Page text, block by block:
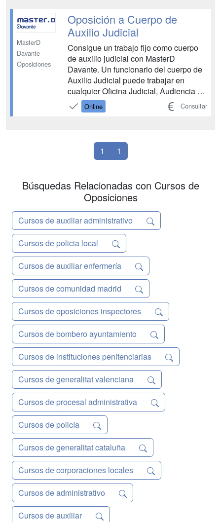
procedimientos, documentar embargos
y lanzamientos, realizar tarea...
MasterD
Davante
Oposiciones
Oposición a Cuerpo de
Auxilio Judicial
Consigue un trabajo fijo como cuerpo
de auxilio judicial con MasterD
Davante. Un funcionario del cuerpo de
Auxilio Judicial puede trabajar en
cualquier Oficina Judicial, Audiencia o
Tribunal, desempeñando tareas como
notificaciones, citaciones y
Policía Judicial con el carácter de ag...
Online Consultar
1 1
Búsquedas Relacionadas con Cursos de
Oposiciones
Cursos de auxiliar administrativo
Cursos de policia local
Cursos de auxiliar enfermería
Cursos de comunidad madrid
Cursos de oposiciones inspectores
Cursos de bombero ayuntamiento
Cursos de instituciones penitenciarias
Cursos de generalitat valenciana
Cursos de procesal administrativa
Cursos de policía
Cursos de generalitat cataluña
Cursos de corporaciones locales
Cursos de administrativo
Cursos de auxiliar